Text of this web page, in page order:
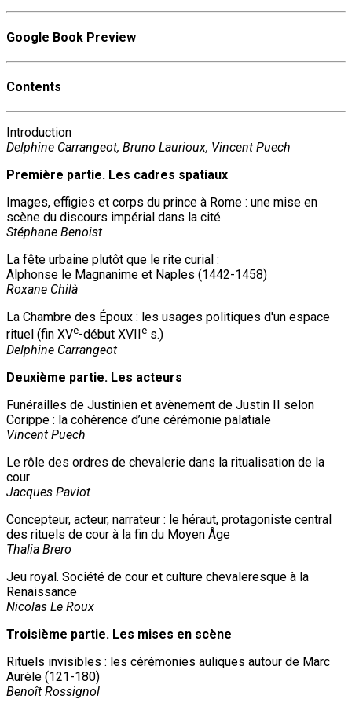
Google Book Preview
Contents
Introduction
Delphine Carrangeot, Bruno Laurioux, Vincent Puech
Première partie. Les cadres spatiaux
Images, effigies et corps du prince à Rome : une mise en
scène du discours impérial dans la cité
Stéphane Benoist
La fête urbaine plutôt que le rite curial :
Alphonse le Magnanime et Naples (1442-1458)
Roxane Chilà
La Chambre des Époux : les usages politiques d'un espace
rituel (fin XVe-début XVII e s.)
Delphine Carrangeot
Deuxième partie. Les acteurs
Funérailles de Justinien et avènement de Justin II selon
Corippe : la cohérence d’une cérémonie palatiale
Vincent Puech
Le rôle des ordres de chevalerie dans la ritualisation de la
cour
Jacques Paviot
Concepteur, acteur, narrateur : le héraut, protagoniste central
des rituels de cour à la fin du Moyen Âge
Thalia Brero
Jeu royal. Société de cour et culture chevaleresque à la
Renaissance
Nicolas Le Roux
Troisième partie. Les mises en scène
Rituels invisibles : les cérémonies auliques autour de Marc
Aurèle (121-180)
Benoît Rossignol